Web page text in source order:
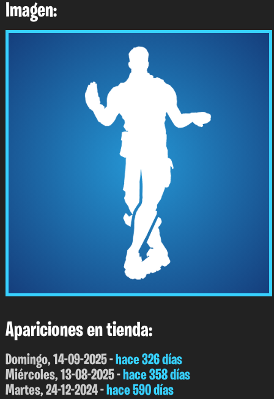
Imagen:
Apariciones en tienda:
Domingo, 14-09-2025 -hace 326 días
Miércoles, 13-08-2025 -hace 358 días
Martes, 24-12-2024 -hace 590 días